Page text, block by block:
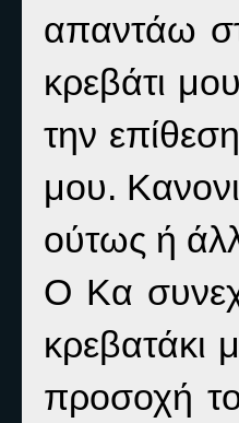
απαντάω
κρεβάτι
την
μου.
ούτως ή
Ο Κα
κρεβατάκι
προσοχή